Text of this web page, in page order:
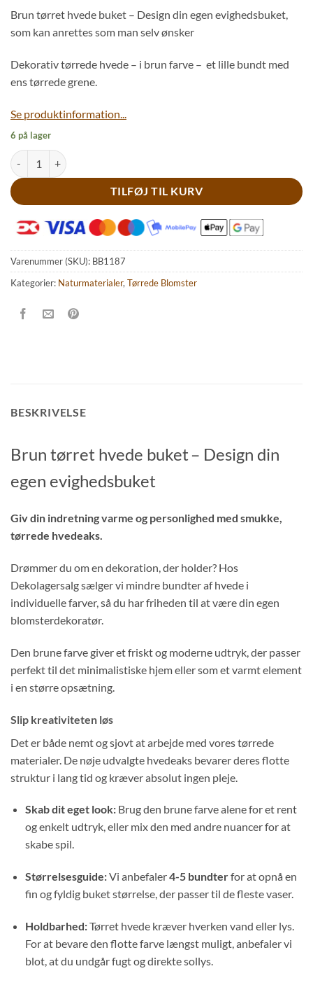
Brun tørret hvede buket – Design din egen evighedsbuket,
som kan anrettes som man selv ønsker
Dekorativ tørrede hvede – i brun farve – et lille bundt med
ens tørrede grene.
Se produktinformation...
6 på lager
Brun tørret hvede buket antal
TILFØJ TIL KURV
Varenummer (SKU): BB1187
Kategorier: Naturmaterialer,Tørrede Blomster
BESKRIVELSE
Brun tørret hvede buket– Design din
egen evighedsbuket
Giv din indretning varme og personlighed med smukke,
tørrede hvedeaks.
Drømmer du om en dekoration, der holder? Hos
Dekolagersalg sælger vi mindre bundter af hvede i
individuelle farver, så du har friheden til at være din egen
blomsterdekoratør.
Den brune farve giver et friskt og moderne udtryk, der passer
perfekt til det minimalistiske hjem eller som et varmt element
i en større opsætning.
Slip kreativiteten løs
Det er både nemt og sjovt at arbejde med vores tørrede
materialer. De nøje udvalgte hvedeaks bevarer deres flotte
struktur i lang tid og kræver absolut ingen pleje.
Skab dit eget look:Brug den brune farve alene for et rent
og enkelt udtryk, eller mix den med andre nuancer for at
skabe spil.
Størrelsesguide:Vi anbefaler4-5 bundterfor at opnå en
fin og fyldig buket størrelse, der passer til de fleste vaser.
Holdbarhed:Tørret hvede kræver hverken vand eller lys.
For at bevare den flotte farve længst muligt, anbefaler vi
blot, at du undgår fugt og direkte sollys.